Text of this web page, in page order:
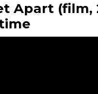
Apart (film,